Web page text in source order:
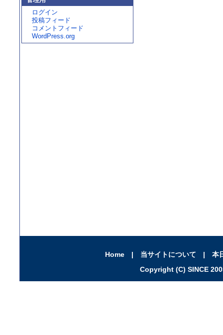
ログイン
投稿フィード
コメントフィード
WordPress.org
Home| 当サイトについて | 本
Copyright (C) SINCE